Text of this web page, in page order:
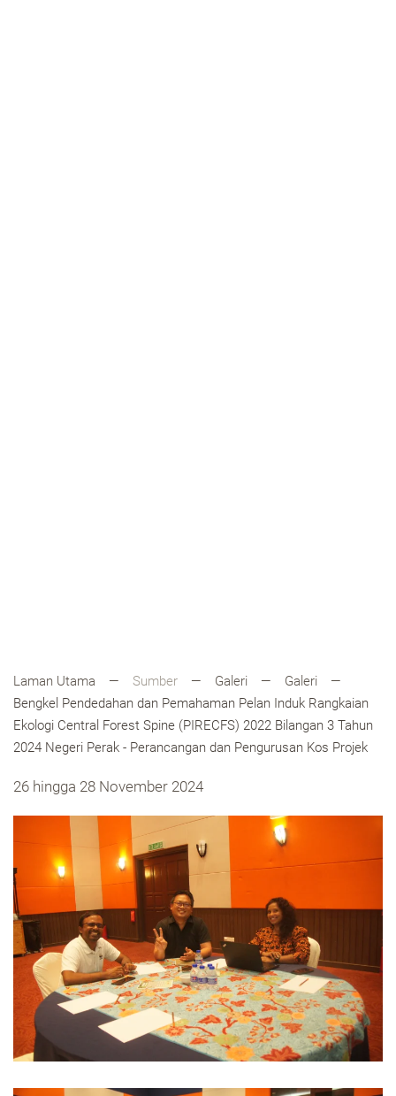
Laman Utama Sumber Galeri
Galeri
Bengkel Pendedahan dan Pemahaman Pelan Induk Rangkaian
Ekologi Central Forest Spine (PIRECFS) 2022 Bilangan 3 Tahun
2024 Negeri Perak - Perancangan dan Pengurusan Kos Projek
26 hingga 28 November 2024